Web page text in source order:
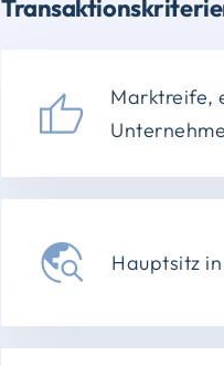
Marktreife,
Hauptsitz